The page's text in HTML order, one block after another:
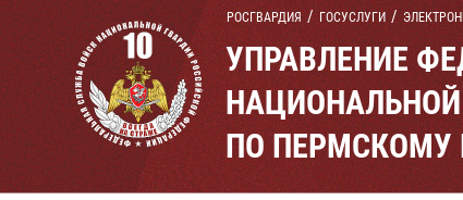
РОСГВАРДИЯ ГОСУСЛУГИ
УПРАВЛЕНИЕ
ПО ПЕРМСКОМУ